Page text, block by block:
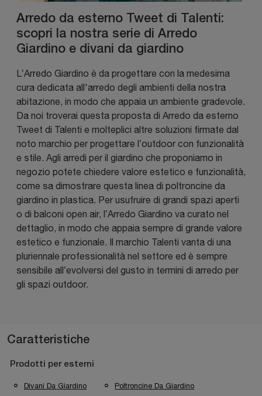
Arredo da esterno Tweet di Talenti:
scopri la nostra serie di Arredo
Giardino e divani da giardino
L’Arredo Giardino è da progettare con la medesima
cura dedicata all'arredo degli ambienti della nostra
abitazione, in modo che appaia un ambiente gradevole.
Da noi troverai questa proposta di Arredo da esterno
Tweet di Talenti e molteplici altre soluzioni firmate dal
noto marchio per progettare l’outdoor con funzionalità
e stile. Agli arredi per il giardino che proponiamo in
negozio potete chiedere valore estetico e funzionalità,
come sa dimostrare questa linea di poltroncine da
giardino in plastica. Per usufruire di grandi spazi aperti
o di balconi open air, l’Arredo Giardino va curato nel
dettaglio, in modo che appaia sempre di grande valore
estetico e funzionale. Il marchio Talenti vanta di una
pluriennale professionalità nel settore ed è sempre
sensibile all’evolversi del gusto in termini di arredo per
gli spazi outdoor.
Caratteristiche
Prodotti per esterni
Divani Da Giardino Poltroncine Da Giardino